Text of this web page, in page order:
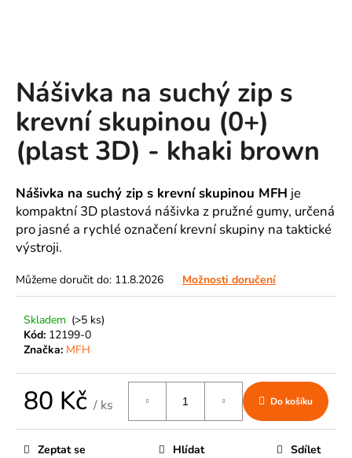
Nášivka na suchý zip s
krevní skupinou (0+)
(plast 3D) - khaki brown
Nášivka na suchý zip s krevní skupinou MFH je
kompaktní 3D plastová nášivka z pružné gumy, určená
pro jasné a rychlé označení krevní skupiny na taktické
výstroji.
Můžeme doručit do: 11.8.2026 Možnosti doručení
Skladem (>5 ks)
Kód: 12199-0
Značka: MFH
80 Kč / ks Do košíku
Zeptat se Hlídat Sdílet
T
?
D
p
o
r
u
č
u
j
e
m
e